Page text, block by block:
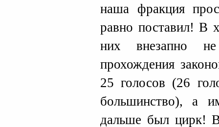
наша фракция
равно поставил! В
них внезапно
прохождения
25 голосов (26
большинство), а
дальше был цирк!